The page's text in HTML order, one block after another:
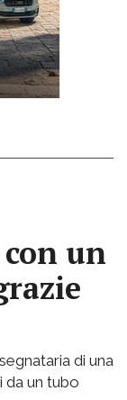
un
di una
da un tubo